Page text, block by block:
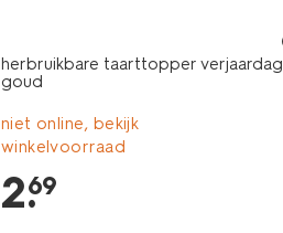
herbruikbare taarttopper verjaardag
goud
niet online, bekijk
winkelvoorraad
2.
69